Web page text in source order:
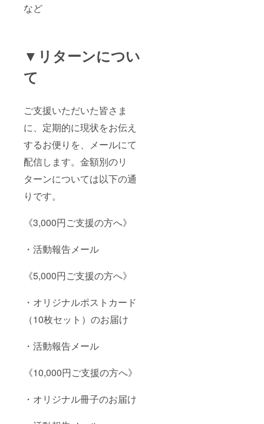
など
▼リターンについ
て
ご支援いただいた皆さま
に、定期的に現状をお伝え
するお便りを、メールにて
配信します。金額別のリ
ターンについては以下の通
りです。
《3,000円ご支援の方へ》
・活動報告メール
《5,000円ご支援の方へ》
・オリジナルポストカード
（10枚セット）のお届け
・活動報告メール
《10,000円ご支援の方へ》
・オリジナル冊子のお届け